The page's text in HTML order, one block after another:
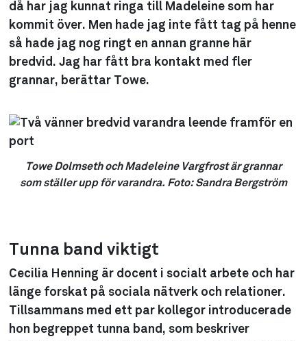
då har jag kunnat ringa till Madeleine som har
kommit över. Men hade jag inte fått tag på henne
så hade jag nog ringt en annan granne här
bredvid. Jag har fått bra kontakt med fler
grannar, berättar Towe.
Towe Dolmseth och Madeleine Vargfrost är grannar
som ställer upp för varandra. Foto: Sandra Bergström
Tunna band viktigt
Cecilia Henning är docent i socialt arbete och har
länge forskat på sociala nätverk och relationer.
Tillsammans med ett par kollegor introducerade
hon begreppet tunna band, som beskriver